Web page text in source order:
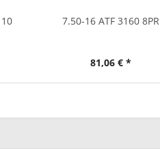
7.50-16 ATF 3160 8PR
81,06 € *